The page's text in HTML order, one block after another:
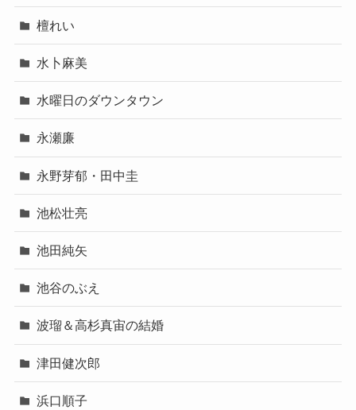
檀れい
水卜麻美
水曜日のダウンタウン
永瀬廉
永野芽郁・田中圭
池松壮亮
池田純矢
池谷のぶえ
波瑠＆高杉真宙の結婚
津田健次郎
浜口順子